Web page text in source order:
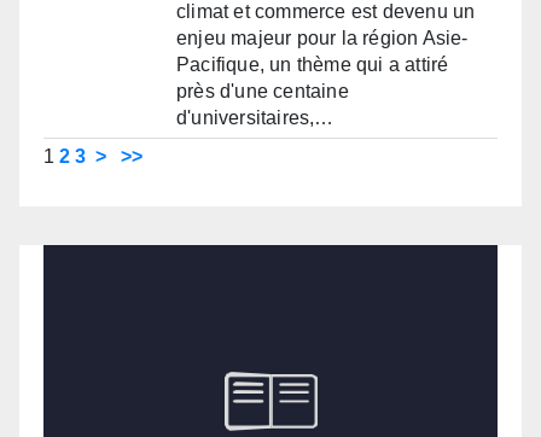
climat et commerce est devenu un
enjeu majeur pour la région Asie-
Pacifique, un thème qui a attiré
près d'une centaine
d'universitaires,…
1 2 3 > >>